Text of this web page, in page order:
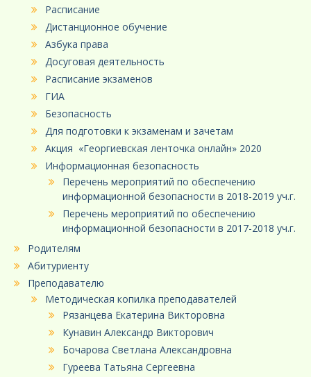
Расписание
Дистанционное обучение
Азбука права
Досуговая деятельность
Расписание экзаменов
ГИА
Безопасность
Для подготовки к экзаменам и зачетам
Акция «Георгиевская ленточка онлайн» 2020
Информационная безопасность
Перечень мероприятий по обеспечению
информационной безопасности в 2018-2019 уч.г.
Перечень мероприятий по обеспечению
информационной безопасности в 2017-2018 уч.г.
Родителям
Абитуриенту
Преподавателю
Методическая копилка преподавателей
Рязанцева Екатерина Викторовна
Кунавин Александр Викторович
Бочарова Светлана Александровна
Гуреева Татьяна Сергеевна